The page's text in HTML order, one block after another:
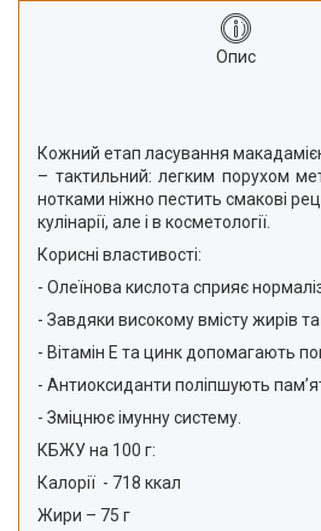
Опис
Кожний етап ласування
– тактильний: легким порухом
нотками ніжно пестить смакові
кулінарії, але і в косметології.
Корисні властивості:
- Олеїнова кислота сприяє
- Завдяки високому вмісту жирів
- Вітамін Е та цинк допомагають
- Антиоксиданти поліпшують
- Зміцнює імунну систему.
КБЖУ на 100 г:
Калорії - 718 ккал
Жири – 75 г